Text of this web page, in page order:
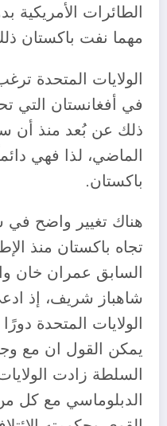
الطائرات الأمريكية
مهما نفت باكستان
الولايات المتحدة
في أفغانستان التي
ذلك عن بُعد منذ أن
الماضي، لذا فهي
باكستان.
هناك تغيير واضح في
تجاه باكستان منذ
السابق عمران خان
شاهباز شريف، إذ
الولايات المتحدة
يمكن القول ان مع
السلطة زادت
الدبلوماسي مع كل